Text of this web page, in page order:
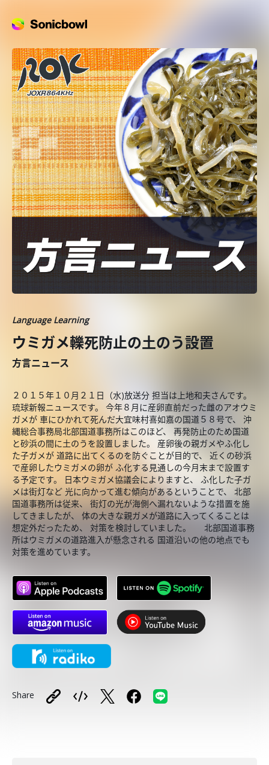
Language Learning
ウミガメ轢死防止の土のう設置
方言ニュース
２０１５年１０月２１日（水)放送分 担当は上地和夫さんです。
琉球新報ニュースです。 今年８月に産卵直前だった雌のアオウミ
ガメが 車にひかれて死んだ大宜味村喜如嘉の国道５８号で、 沖
縄総合事務局北部国道事務所はこのほど、 再発防止のため国道
と砂浜の間に土のうを設置しました。 産卵後の親ガメやふ化し
た子ガメが 道路に出てくるのを防ぐことが目的で、 近くの砂浜
で産卵したウミガメの卵が ふ化する見通しの今月末まで設置す
る予定です。 日本ウミガメ協議会によりますと、 ふ化した子ガ
メは街灯など 光に向かって進む傾向があるということで、 北部
国道事務所は従来、 街灯の光が海側へ漏れないような措置を施
してきましたが、 体の大きな親ガメが道路に入ってくることは
想定外だったため、 対策を検討していました。 北部国道事務
所はウミガメの道路進入が懸念される 国道沿いの他の地点でも
対策を進めています。
Share